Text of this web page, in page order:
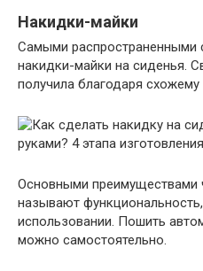
Накидки-майки
Самыми распространенными
накидки-майки на сиденья.
получила благодаря
Основными преимуществами
называют
использовании. Пошить
можно самостоятельно.